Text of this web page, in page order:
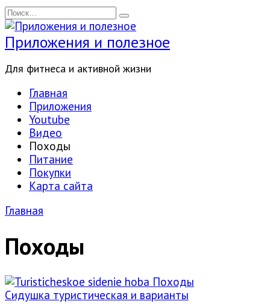
Перейти
к
содержанию
Search
for:
Приложения и полезное
Для фитнеса и активной жизни
Главная
Приложения
Youtube
Видео
Походы
Питание
Покупки
Карта сайта
Главная
Походы
Походы
Сидушка туристическая и варианты